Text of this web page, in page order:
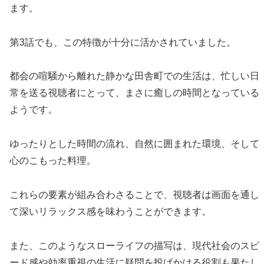
ます。
第3話でも、この特徴が十分に活かされていました。
都会の喧騒から離れた静かな田舎町での生活は、忙しい日
常を送る視聴者にとって、まさに癒しの時間となっている
ようです。
ゆったりとした時間の流れ、自然に囲まれた環境、そして
心のこもった料理。
これらの要素が組み合わさることで、視聴者は画面を通し
て深いリラックス感を味わうことができます。
また、このようなスローライフの描写は、現代社会のスピ